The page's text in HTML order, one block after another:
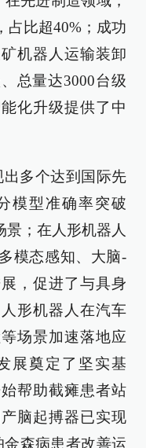
占比超40%；成功
机器人运输装卸
总量达3000台级
化升级提供了中
多个达到国际先
模型准确率突破
；在人形机器人
模态感知、大脑-
，促进了与具身
形机器人在汽车
场景加速落地应
展奠定了坚实基
帮助截瘫患者站
脑起搏器已实现
森病患者改善运